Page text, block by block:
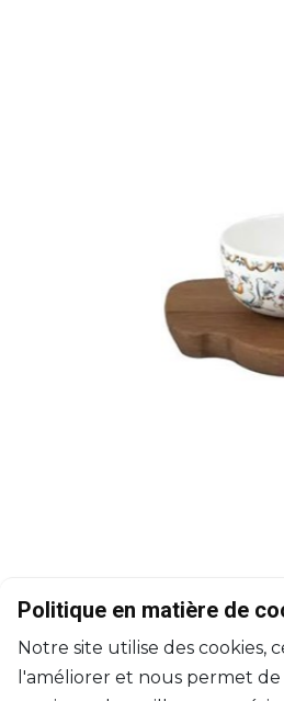
Planche
H: 6.5cm, L:
Politique en matière de
Notre site utilise des cookies,
l'améliorer et nous permet